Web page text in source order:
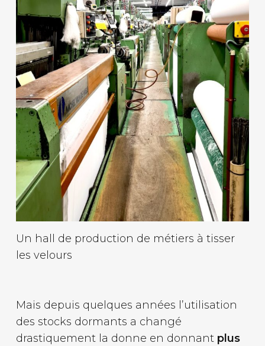
Un hall de production de métiers à tisser
les velours
Mais depuis quelques années l’utilisation
des stocks dormants a changé
drastiquement la donne en donnant plus